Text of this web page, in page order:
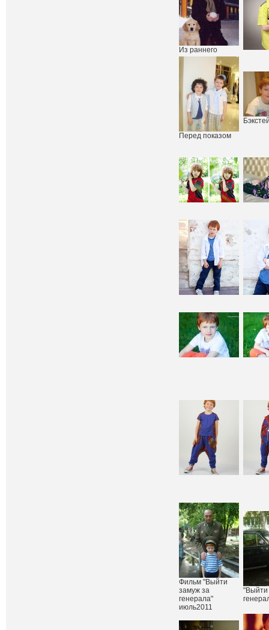
Из раннего
Перед показом
Фильм "Выйти
замуж за
генерала"
июль2011
"Выйти